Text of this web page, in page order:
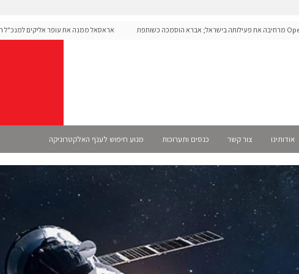
OpenAI מרחיבה את פעילותה בישראל; אברא הוסמכה כשותפת
אראסאל ממנה את עופר אליקים למנכ"ל
אודותינו צור קשר כנסים ותערוכות מנוע חיפוש לענף האלקטרוניקה